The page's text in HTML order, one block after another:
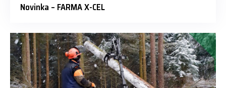
Novinka – FARMA X-CEL